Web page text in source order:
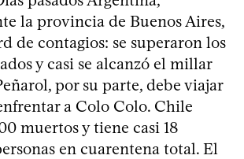
la provincia de Buenos Aires,
de contagios: se superaron los
y casi se alcanzó el millar
por su parte, debe viajar
a Colo Colo. Chile
muertos y tiene casi 18
en cuarentena total. El